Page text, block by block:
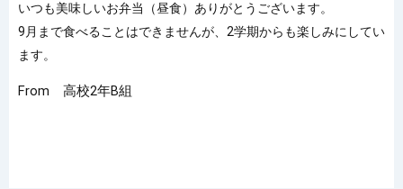
いつも美味しいお弁当（昼食）ありがとうございます。
9月まで食べることはできませんが、2学期からも楽しみにしてい
ます。
From 高校2年B組